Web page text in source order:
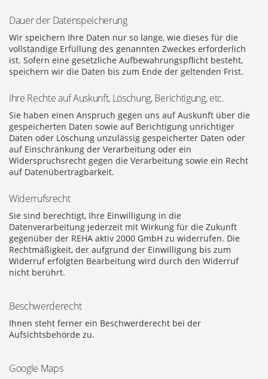
Dauer der Datenspeicherung
Wir speichern Ihre Daten nur so lange, wie dieses für die
vollständige Erfüllung des genannten Zweckes erforderlich
ist. Sofern eine gesetzliche Aufbewahrungspflicht besteht,
speichern wir die Daten bis zum Ende der geltenden Frist.
Ihre Rechte auf Auskunft, Löschung, Berichtigung, etc.
Sie haben einen Anspruch gegen uns auf Auskunft über die
gespeicherten Daten sowie auf Berichtigung unrichtiger
Daten oder Löschung unzulässig gespeicherter Daten oder
auf Einschränkung der Verarbeitung oder ein
Widerspruchsrecht gegen die Verarbeitung sowie ein Recht
auf Datenübertragbarkeit.
Widerrufsrecht
Sie sind berechtigt, Ihre Einwilligung in die
Datenverarbeitung jederzeit mit Wirkung für die Zukunft
gegenüber der REHA aktiv 2000 GmbH zu widerrufen. Die
Rechtmäßigkeit, der aufgrund der Einwilligung bis zum
Widerruf erfolgten Bearbeitung wird durch den Widerruf
nicht berührt.
Beschwerderecht
Ihnen steht ferner ein Beschwerderecht bei der
Aufsichtsbehörde zu.
Google Maps